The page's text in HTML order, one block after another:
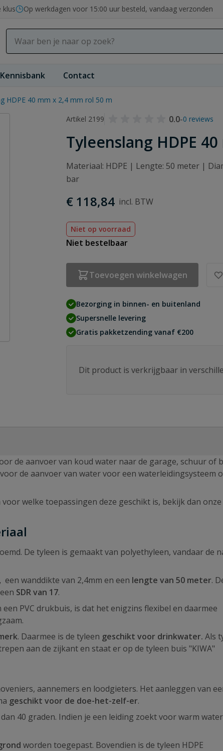
klus Op werkdagen voor 15:00 uur besteld, vandaag verzonden
Kennisbank Contact
HDPE 40 mm x 2,4 mm rol 50 m
Artikel 2199
0.0-0 reviews
Tyleenslang HDPE
Materiaal: HDPE | Lengte: 50 meter |
bar
€ 118,84
Niet op voorraad
Niet bestelbaar
Toevoegen winkelwagen
Bezorging in binnen- en buitenland
Supersnelle levering
Gratis pakketzending vanaf €200
Dit product is verkrijgbaar in
de aanvoer van koud water naar de garage, schuur of
de aanvoer van water voor een waterleidingsysteem
welke toepassingen deze geschikt is, bekijk dan
De tyleen is gemaakt van polyethyleen, vandaar de
een wanddikte van 2,4mm en een lengte van 50 meter.
SDR van 17.
PVC drukbuis, is dat het enigzins flexibel en daarmee
. Daarmee is de tyleen geschikt voor drinkwater. Als
aan de zijkant en staat er op de tyleen buis "KIWA"
aannemers en loodgieters. Het aanleggen van
geschikt voor de doe-het-zelf-er.
40 graden. Indien je een leiding zoekt voor warm
worden toegepast. Bovendien is de tyleen HDPE